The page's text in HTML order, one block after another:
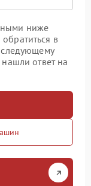
ниже
в
следующему
ответ на